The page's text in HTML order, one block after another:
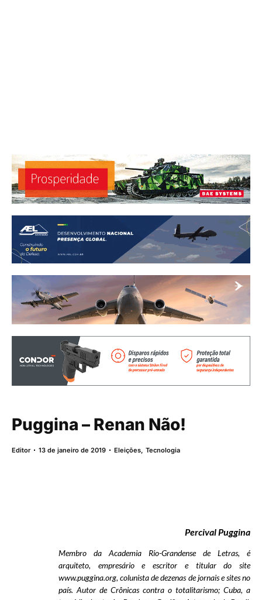
Puggina – Renan Não!
Editor 13 de janeiro de 2019 Eleições,Tecnologia
Percival Puggina
Membro da Academia Rio-Grandense de Letras, é
arquiteto, empresário e escritor e titular do site
www.puggina.org, colunista de dezenas de jornais e sites no
país. Autor de Crônicas contra o totalitarismo; Cuba, a